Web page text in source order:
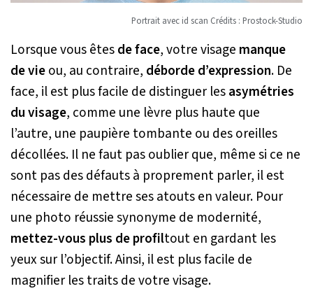
Portrait avec id scan Crédits : Prostock-Studio
Lorsque vous êtesde face, votre visage manque
de vieou, au contraire, déborde d’expression. De
face, il est plus facile de distinguer lesasymétries
du visage, comme une lèvre plus haute que
l’autre, une paupière tombante ou des oreilles
décollées. Il ne faut pas oublier que, même si ce ne
sont pas des défauts à proprement parler, il est
nécessaire de mettre ses atouts en valeur. Pour
une photo réussie synonyme de modernité,
mettez-vous plus de profiltout en gardant les
yeux sur l’objectif. Ainsi, il est plus facile de
magnifier les traits de votre visage.